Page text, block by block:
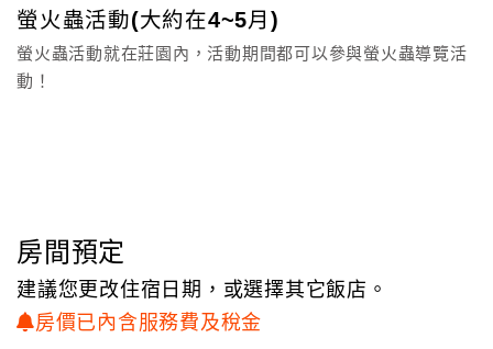
顧
滿
意
管
螢火蟲活動(大約在4~5月)
螢火蟲活動就在莊園內，活動期間都可以參與螢火蟲導覽活
動！
房間預定
建議您更改住宿日期，或選擇其它飯店。
房價已內含服務費及稅金